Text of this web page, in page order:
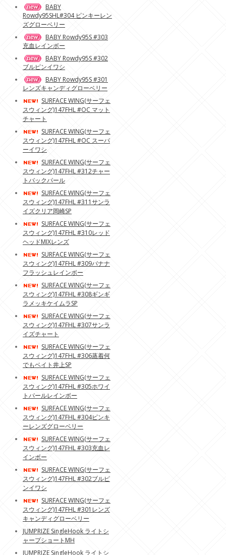
BABY
Rowdy95SHL#304 ピンキーレン
ズグローベリー
BABY Rowdy95S #303
充血レインボー
BABY Rowdy95S #302
ブルピンイワシ
BABY Rowdy95S #301
レンズキャンディグローベリー
SURFACE WING(サーフェ
スウィング)147FHL #OC マット
チャート
SURFACE WING(サーフェ
スウィング)147FHL #OC スーパ
ーイワシ
SURFACE WING(サーフェ
スウィング)147FHL #312チャー
トバックパール
SURFACE WING(サーフェ
スウィング)147FHL #311サンラ
イズクリア岡崎SP
SURFACE WING(サーフェ
スウィング)147FHL #310レッド
ヘッドMIXレンズ
SURFACE WING(サーフェ
スウィング)147FHL #309バナナ
フラッシュレインボー
SURFACE WING(サーフェ
スウィング)147FHL #308ギンギ
ラメッキケイムラSP
SURFACE WING(サーフェ
スウィング)147FHL #307サンラ
イズチャート
SURFACE WING(サーフェ
スウィング)147FHL #306蒸着何
でもベイト井上SP
SURFACE WING(サーフェ
スウィング)147FHL #305ホワイ
トパールレインボー
SURFACE WING(サーフェ
スウィング)147FHL #304ピンキ
ーレンズグローベリー
SURFACE WING(サーフェ
スウィング)147FHL #303充血レ
インボー
SURFACE WING(サーフェ
スウィング)147FHL #302ブルピ
ンイワシ
SURFACE WING(サーフェ
スウィング)147FHL #301レンズ
キャンディグローベリー
JUMPRIZE SingleHook ライトシ
ャープショートMH
JUMPRIZE SingleHook ライトシ